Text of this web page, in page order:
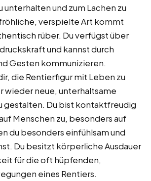
unterhalten und zum Lachen zu
verspielte Art kommt
rüber. Du verfügst über
und kannst durch
Gesten kommunizieren.
die Rentierfigur mit Leben zu
wieder neue, unterhaltsame
gestalten. Du bist kontaktfreudig
Menschen zu, besonders auf
du besonders einfühlsam und
Du besitzt körperliche Ausdauer
für die oft hüpfenden,
eines Rentiers.